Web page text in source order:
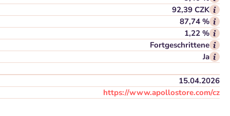
92,39 CZK
87,74 %
1,22 %
Fortgeschrittene
Ja
15.04.2026
https://www.apollostore.com/cz